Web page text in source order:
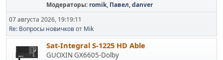
Модераторы: romik, Павел,danver
07 августа 2026, 19:19:11
Re: Вопросы новичковот Mik
Sat-Integral S-1225 HD Able
GUOXIN GX6605-Dolby